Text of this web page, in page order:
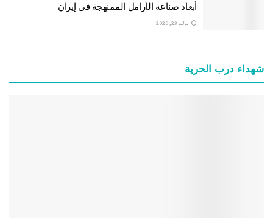
أبعاد صناعة الأرامل الممنهجة في إيران
يوليو 23, 2026
شهداء درب الحرية